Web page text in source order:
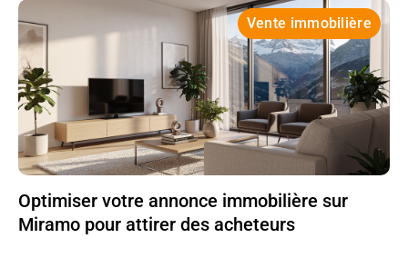
Vente immobilière
Optimiser votre annonce immobilière sur
Miramo pour attirer des acheteurs